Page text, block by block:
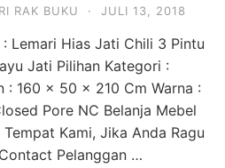
RAK BUKU · JULI 13, 2018
Lemari Hias Jati Chili 3 Pintu
Jati Pilihan Kategori :
: 160 x 50 x 210 Cm Warna :
Pore NC Belanja Mebel
Kami, Jika Anda Ragu
Pelanggan …